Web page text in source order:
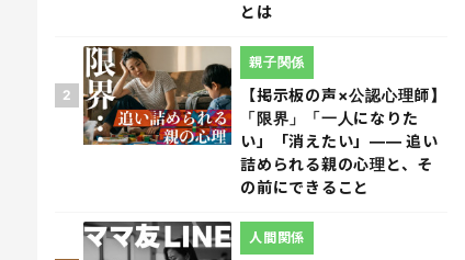
とは
2
【掲示板の声×公認心理師】
「限界」「一人になりた
い」「消えたい」―― 追い
詰められる親の心理と、そ
の前にできること
親子関係
人間関係